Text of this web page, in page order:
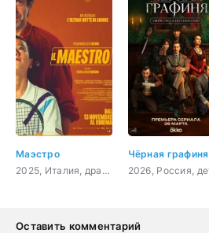
Маэстро
2025, Италия, драма, комедия, спорт
Чёрная графиня
Оставить комментарий